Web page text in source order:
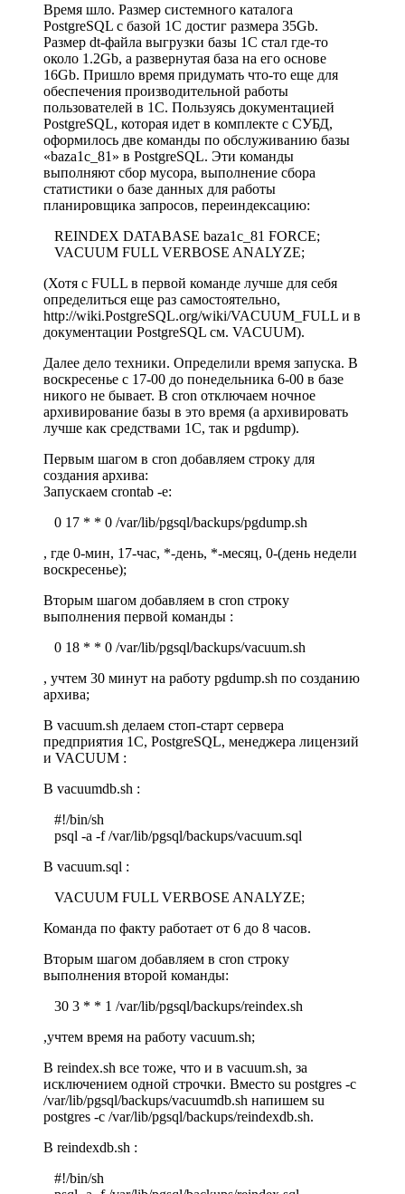
Время шло. Размер системного каталога
PostgreSQL с базой 1C достиг размера 35Gb.
Размер dt-файла выгрузки базы 1С стал где-то
около 1.2Gb, а развернутая база на его основе
16Gb. Пришло время придумать что-то еще для
обеспечения производительной работы
пользователей в 1С. Пользуясь документацией
PostgreSQL, которая идет в комплекте с СУБД,
оформилось две команды по обслуживанию базы
«baza1c_81» в PostgreSQL. Эти команды
выполняют сбор мусора, выполнение сбора
статистики о базе данных для работы
планировщика запросов, переиндексацию:
REINDEX DATABASE baza1c_81 FORCE;
VACUUM FULL VERBOSE ANALYZE;
(Хотя с FULL в первой команде лучше для себя
определиться еще раз самостоятельно,
http://wiki.PostgreSQL.org/wiki/VACUUM_FULL и в
документации PostgreSQL см. VACUUM).
Далее дело техники. Определили время запуска. В
воскресенье с 17-00 до понедельника 6-00 в базе
никого не бывает. В cron отключаем ночное
архивирование базы в это время (а архивировать
лучше как средствами 1С, так и pgdump).
Первым шагом в cron добавляем строку для
создания архива:
Запускаем crontab -e:
0 17 * * 0 /var/lib/pgsql/backups/pgdump.sh
, где 0-мин, 17-час, *-день, *-месяц, 0-(день недели
воскресенье);
Вторым шагом добавляем в cron строку
выполнения первой команды :
0 18 * * 0 /var/lib/pgsql/backups/vacuum.sh
, учтем 30 минут на работу pgdump.sh по созданию
архива;
В vacuum.sh делаем стоп-старт сервера
предприятия 1C, PostgreSQL, менеджера лицензий
и VACUUM :
В vacuumdb.sh :
#!/bin/sh
psql -a -f /var/lib/pgsql/backups/vacuum.sql
В vacuum.sql :
VACUUM FULL VERBOSE ANALYZE;
Команда по факту работает от 6 до 8 часов.
Вторым шагом добавляем в cron строку
выполнения второй команды:
30 3 * * 1 /var/lib/pgsql/backups/reindex.sh
,учтем время на работу vacuum.sh;
В reindex.sh все тоже, что и в vacuum.sh, за
исключением одной строчки. Вместо su postgres -c
/var/lib/pgsql/backups/vacuumdb.sh напишем su
postgres -c /var/lib/pgsql/backups/reindexdb.sh.
В reindexdb.sh :
#!/bin/sh